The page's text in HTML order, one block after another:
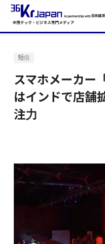
短信
スマホメーカ
はインドで店舗
注力